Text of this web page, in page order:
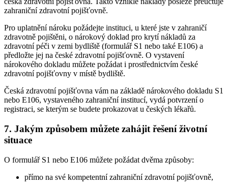
zahraniční zdravotní pojišťovně.
Pro uplatnění nároku požádejte instituci, u které jste v zahraničí
zdravotně pojištěni, o nárokový doklad pro krytí nákladů za
zdravotní péči v zemi bydliště (formulář S1 nebo také E106) a
předložte jej na české zdravotní pojišťovně. O vystavení
nárokového dokladu můžete požádat i prostřednictvím české
zdravotní pojišťovny v místě bydliště.
Česká zdravotní pojišťovna vám na základě nárokového dokladu S1
nebo E106, vystaveného zahraniční institucí, vydá potvrzení o
registraci, se kterým se budete prokazovat u českých lékařů.
7. Jakým způsobem můžete zahájit řešení životní
situace
O formulář S1 nebo E106 můžete požádat dvěma způsoby:
přímo na své kompetentní zahraniční zdravotní pojišťovně,